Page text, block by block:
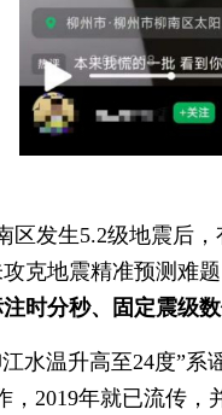
发生5.2级地震后，
克地震精准预测难
时分秒、固定震级
温升高至24度”系
2019年就已流传，